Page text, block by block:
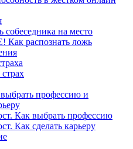
собеседника на место
распознать ложь
профессию и
Как выбрать профессию
Как сделать карьеру